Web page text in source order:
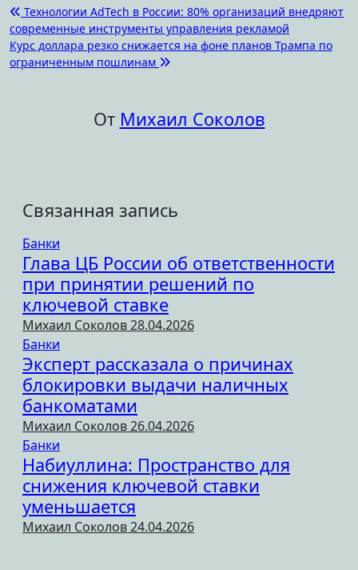
Навигация
по
записям
Технологии AdTech в России: 80% организаций внедряют
современные инструменты управления рекламой
Курс доллара резко снижается на фоне планов Трампа по
ограниченным пошлинам
От Михаил Соколов
Связанная запись
Банки
Глава ЦБ России об ответственности
при принятии решений по
ключевой ставке
Михаил Соколов28.04.2026
Банки
Эксперт рассказала о причинах
блокировки выдачи наличных
банкоматами
Михаил Соколов26.04.2026
Банки
Набиуллина: Пространство для
снижения ключевой ставки
уменьшается
Михаил Соколов24.04.2026